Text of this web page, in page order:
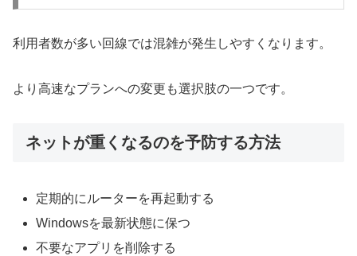
利用者数が多い回線では混雑が発生しやすくなります。
より高速なプランへの変更も選択肢の一つです。
ネットが重くなるのを予防する方法
定期的にルーターを再起動する
Windowsを最新状態に保つ
不要なアプリを削除する